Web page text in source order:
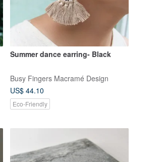
Summer dance earring- Black
Busy Fingers Macramé Design
US$ 44.10
Eco-Friendly